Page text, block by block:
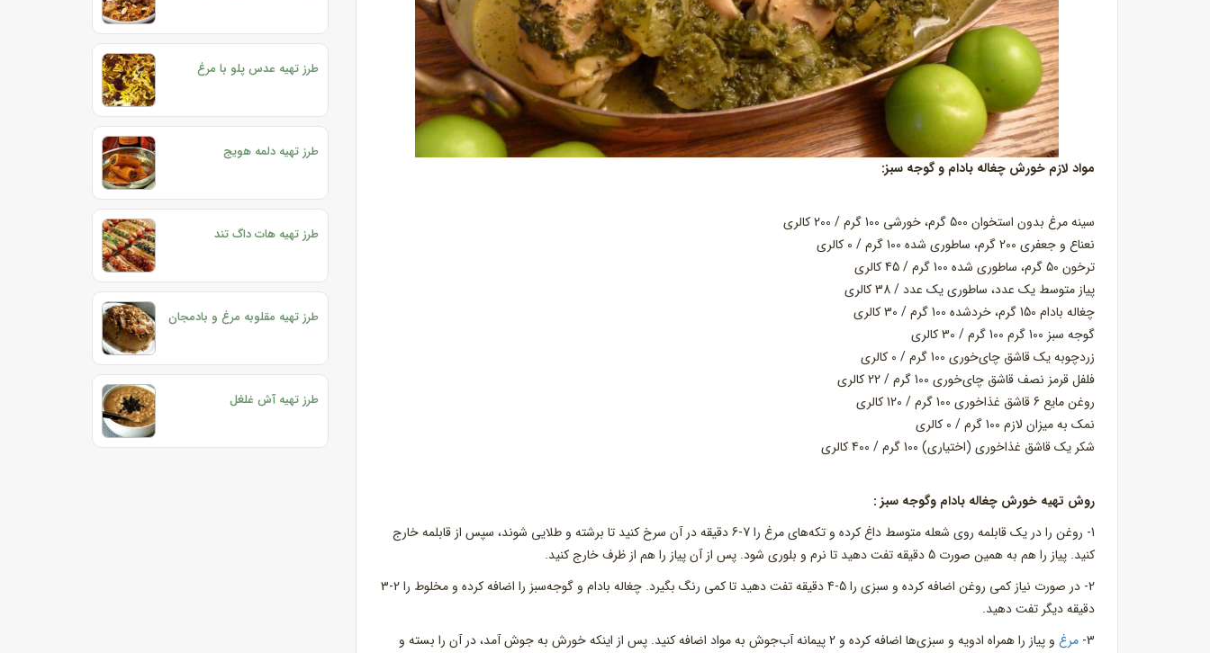
مواد لازم خورش چغاله بادام و گوجه سبز:
سینه مرغ بدون استخوان 500 گرم، خورشی 100 گرم / 200 کالری
نعناع و جعفری 200 گرم، ساطوری شده 100 گرم / 0 کالری
ترخون 50 گرم، ساطوری شده 100 گرم / 45 کالری
پیاز متوسط یک عدد، ساطوری یک عدد / 38 کالری
چغاله بادام 150 گرم، خردشده 100 گرم / 30 کالری
گوجه سبز 100 گرم 100 گرم / 30 کالری
زردچوبه یک قاشق چای‌خوری 100 گرم / 0 کالری
فلفل قرمز نصف قاشق چای‌خوری 100 گرم / 22 کالری
روغن مایع 6 قاشق غذاخوری 100 گرم / 120 کالری
نمک به میزان لازم 100 گرم / 0 کالری
شکر یک قاشق غذاخوری (اختیاری) 100 گرم / 400 کالری
روش تهیه خورش چغاله بادام وگوجه سبز :
1- روغن را در یک قابلمه روی شعله متوسط داغ کرده و تکه‌های مرغ را 7-6 دقیقه در آن سرخ کنید تا برشته و طلایی شوند، سپس از قابلمه خارج
کنید. پیاز را هم به همین صورت 5 دقیقه تفت دهید تا نرم و بلوری شود. پس از آن پیاز را هم از ظرف خارج کنید.
2- در صورت نیاز کمی روغن اضافه کرده و سبزی را 5-4 دقیقه تفت دهید تا کمی رنگ بگیرد. چغاله بادام و گوجه‌سبز را اضافه کرده و مخلوط را 2-3
دقیقه دیگر تفت دهید.
3- مرغ و پیاز را همراه ادویه‌ و سبزی‌ها اضافه کرده و 2 پیمانه آب‌جوش به مواد اضافه کنید. پس از اینکه خورش به جوش آمد، در آن را بسته و
طرز تهیه عدس پلو با مرغ
طرز تهیه دلمه هویج
طرز تهیه هات داگ تند
طرز تهیه مقلوبه مرغ و بادمجان
طرز تهیه آش غلغل